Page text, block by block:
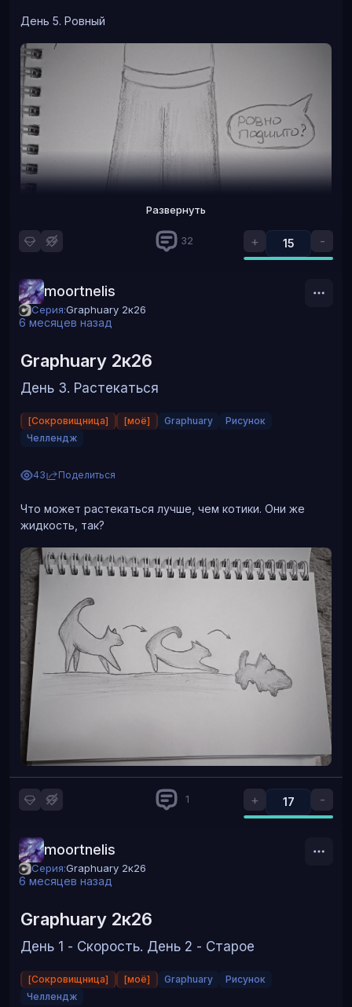
День 5. Ровный
Ситуация жизненная, ноги короткие, штаны длинные
День 6. Наблюдение
Основано тоже на реальных событиях. Не хватает
звука цоканья. Птица сидит уже минут 10, почистила
крылышки. Продолжаем наблюдение
Развернуть
+ 15 -
32
moortnelis
Серия:Graphuary 2к26
6 месяцев назад
Graphuary 2к26
День 3. Растекаться
[Сокровищница] [моё] Graphuary
Рисунок
Челлендж
43 Поделиться
Что может растекаться лучше, чем котики. Они же
жидкость, так?
+ 17 -
1
moortnelis
Серия:Graphuary 2к26
6 месяцев назад
Graphuary 2к26
День 1 - Скорость. День 2 - Старое
[Сокровищница] [моё] Graphuary
Рисунок
Челлендж